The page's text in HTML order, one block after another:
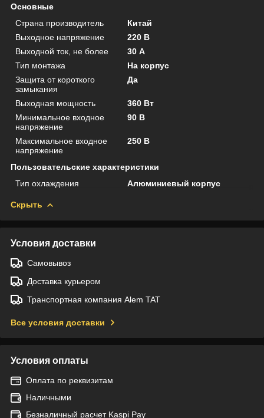
Основные
Страна производитель
Китай
Выходное напряжение
220 В
Выходной ток, не более
30 А
Тип монтажа
На корпус
Защита от короткого
замыкания
Да
Выходная мощность
360 Вт
Минимальное входное
напряжение
90 В
Максимальное входное
напряжение
250 В
Пользовательские характеристики
Тип охлаждения
Алюминиевый корпус
Скрыть
Условия доставки
Самовывоз
Доставка курьером
Транспортная компания Alem TAT
Все условия доставки
Условия оплаты
Оплата по реквизитам
Наличными
Безналичный расчет Kaspi Pay